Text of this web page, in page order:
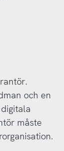
och en
måste